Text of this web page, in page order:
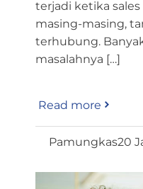
terjadi ketika
masing-masing,
terhubung.
masalahnya […]
Read more
Pamungkas20